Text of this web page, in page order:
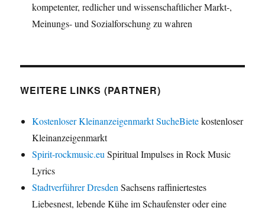
kompetenter, redlicher und wissenschaftlicher Markt-,
Meinungs- und Sozialforschung zu wahren
WEITERE LINKS (PARTNER)
Kostenloser Kleinanzeigenmarkt SucheBietekostenloser
Kleinanzeigenmarkt
Spirit-rockmusic.euSpiritual Impulses in Rock Music
Lyrics
Stadtverführer DresdenSachsens raffiniertestes
Liebesnest, lebende Kühe im Schaufenster oder eine